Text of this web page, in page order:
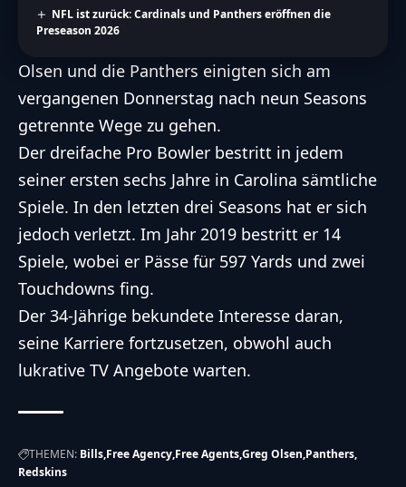
NFL ist zurück: Cardinals und Panthers eröffnen die
Preseason 2026
Olsen und die Panthers einigten sich am
vergangenen Donnerstag nach neun Seasons
getrennte Wege zu gehen.
Der dreifache Pro Bowler bestritt in jedem
seiner ersten sechs Jahre in Carolina sämtliche
Spiele. In den letzten drei Seasons hat er sich
jedoch verletzt. Im Jahr 2019 bestritt er 14
Spiele, wobei er Pässe für 597 Yards und zwei
Touchdowns fing.
Der 34-Jährige bekundete Interesse daran,
seine Karriere fortzusetzen, obwohl auch
lukrative TV Angebote warten.
THEMEN: Bills Free Agency Free AgentsGreg Olsen Panthers
Redskins